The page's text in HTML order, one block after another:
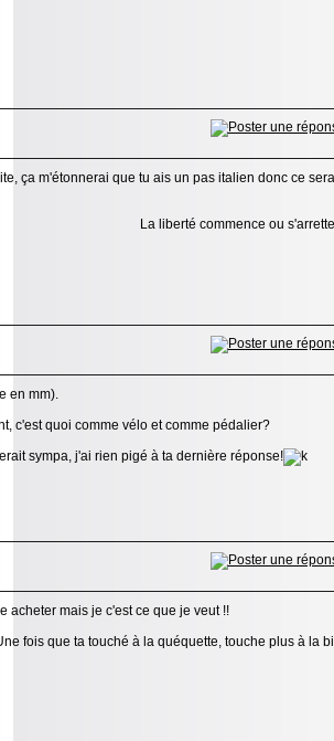
ça m'étonnerai que tu ais un pas italien donc ce
La liberté commence ou
en mm).
c'est quoi comme vélo et comme pédalier?
sympa, j'ai rien pigé à ta dernière réponse!
acheter mais je c'est ce que je veut !!
fois que ta touché à la quéquette, touche plus à la